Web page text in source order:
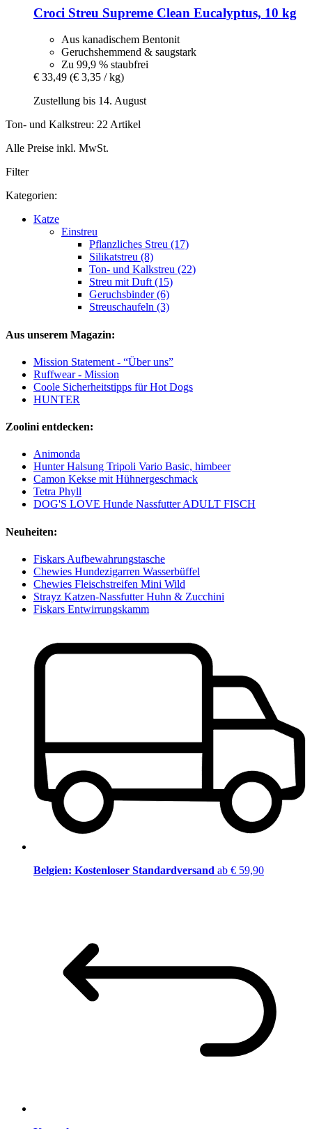
Croci Streu Supreme Clean Eucalyptus, 10 kg
Aus kanadischem Bentonit
Geruchshemmend & saugstark
Zu 99,9 % staubfrei
€ 33,49 (€ 3,35 / kg)
Zustellung bis 14. August
Ton- und Kalkstreu: 22 Artikel
Alle Preise inkl. MwSt.
Filter
Kategorien:
Katze
Einstreu
Pflanzliches Streu (17)
Silikatstreu (8)
Ton- und Kalkstreu (22)
Streu mit Duft (15)
Geruchsbinder (6)
Streuschaufeln (3)
Aus unserem Magazin:
Mission Statement - “Über uns”
Ruffwear - Mission
Coole Sicherheitstipps für Hot Dogs
HUNTER
Zoolini entdecken:
Animonda
Hunter Halsung Tripoli Vario Basic, himbeer
Camon Kekse mit Hühnergeschmack
Tetra Phyll
DOG'S LOVE Hunde Nassfutter ADULT FISCH
Neuheiten:
Fiskars Aufbewahrungstasche
Chewies Hundezigarren Wasserbüffel
Chewies Fleischstreifen Mini Wild
Strayz Katzen-Nassfutter Huhn & Zucchini
Fiskars Entwirrungskamm
Belgien: Kostenloser Standardversand ab € 59,90